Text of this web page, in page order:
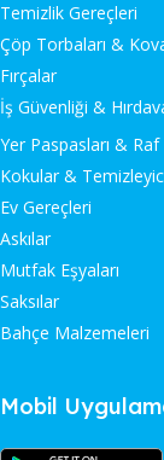
Temizlik Gereçleri
Çöp Torbaları &
Fırçalar
İş Güvenliği &
Yer Paspasları &
Kokular &
Ev Gereçleri
Askılar
Mutfak Eşyaları
Saksılar
Bahçe Malzemeleri
Mobil